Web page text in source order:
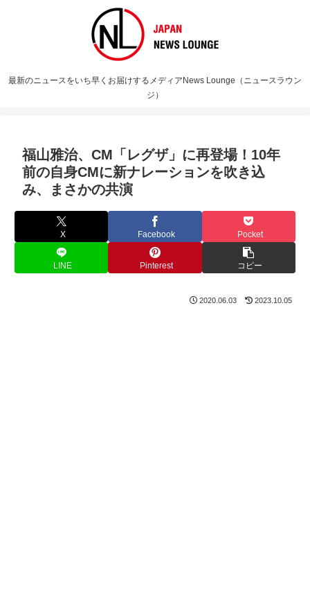
最新のニュースをいち早くお届けするメディアNews Lounge（ニュースラウン
ジ）
福山雅治、CM「レグザ」に再登場！10年
前の自身CMに新ナレーションを吹き込
み、まさかの共演
X Facebook Pocket
LINE Pinterest コピー
2020.06.03 2023.10.05